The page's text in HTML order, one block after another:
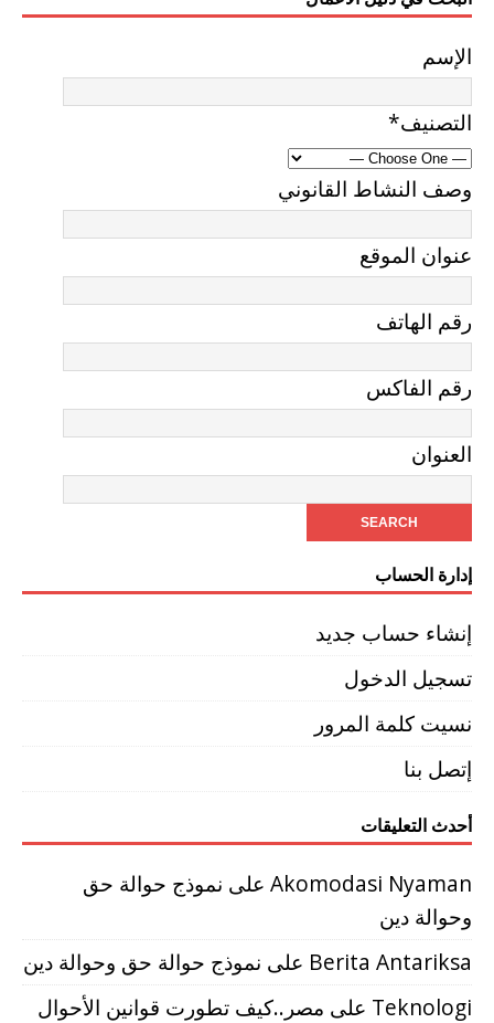
الإسم
التصنيف*
وصف النشاط القانوني
عنوان الموقع
رقم الهاتف
رقم الفاكس
العنوان
إدارة الحساب
إنشاء حساب جديد
تسجيل الدخول
نسيت كلمة المرور
إتصل بنا
أحدث التعليقات
Akomodasi Nyaman على نموذج حوالة حق
وحوالة دين
Berita Antariksa على نموذج حوالة حق وحوالة دين
Teknologi على مصر..كيف تطورت قوانين الأحوال